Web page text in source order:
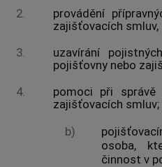
2.
provádění
zajišťovacích smluv,
3.
uzavírání
pojišťovnynebo
4.
pomoci při
zajišťovacích smluv;
b)
osoba,
činnost v